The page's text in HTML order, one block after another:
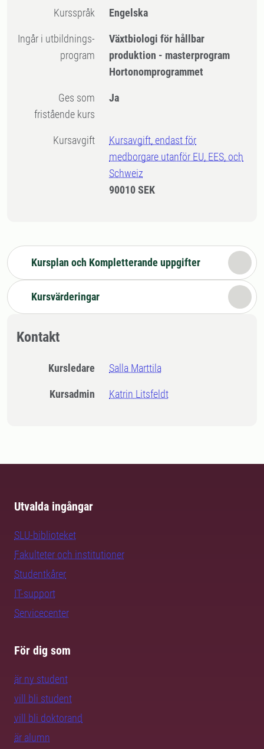
Kursspråk Engelska
Ingår i utbildnings-
program
Växtbiologi för hållbar
produktion - masterprogram
Hortonomprogrammet
Ges som
fristående kurs
Ja
Kursavgift
Kursavgift, endast för
medborgare utanför EU, EES, och
Schweiz
90010 SEK
Kursplan och Kompletterande uppgifter
Kursvärderingar
Kontakt
Kursledare Salla Marttila
Kursadmin Katrin Litsfeldt
Utvalda ingångar
SLU-biblioteket
Fakulteter och institutioner
Studentkårer
IT-support
Servicecenter
För dig som
är ny student
vill bli student
vill bli doktorand
är alumn